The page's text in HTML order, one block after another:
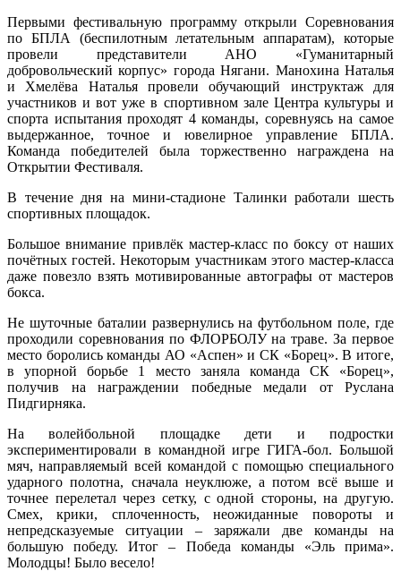
Первыми фестивальную программу открыли Соревнования
по БПЛА (беспилотным летательным аппаратам), которые
провели представители АНО «Гуманитарный
добровольческий корпус» города Нягани. Манохина Наталья
и Хмелёва Наталья провели обучающий инструктаж для
участников и вот уже в спортивном зале Центра культуры и
спорта испытания проходят 4 команды, соревнуясь на самое
выдержанное, точное и ювелирное управление БПЛА.
Команда победителей была торжественно награждена на
Открытии Фестиваля.
В течение дня на мини-стадионе Талинки работали шесть
спортивных площадок.
Большое внимание привлёк мастер-класс по боксу от наших
почётных гостей. Некоторым участникам этого мастер-класса
даже повезло взять мотивированные автографы от мастеров
бокса.
Не шуточные баталии развернулись на футбольном поле, где
проходили соревнования по ФЛОРБОЛУ на траве. За первое
место боролись команды АО «Аспен» и СК «Борец». В итоге,
в упорной борьбе 1 место заняла команда СК «Борец»,
получив на награждении победные медали от Руслана
Пидгирняка.
На волейбольной площадке дети и подростки
экспериментировали в командной игре ГИГА-бол. Большой
мяч, направляемый всей командой с помощью специального
ударного полотна, сначала неуклюже, а потом всё выше и
точнее перелетал через сетку, с одной стороны, на другую.
Смех, крики, сплоченность, неожиданные повороты и
непредсказуемые ситуации – заряжали две команды на
большую победу. Итог – Победа команды «Эль прима».
Молодцы! Было весело!